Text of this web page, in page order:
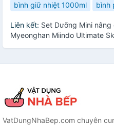
bình giữ nhiệt 1000ml
bình
Liên kết: Set Dưỡng Mini
Myeonghan Miindo Ultimate
VatDungNhaBep.com chuyên